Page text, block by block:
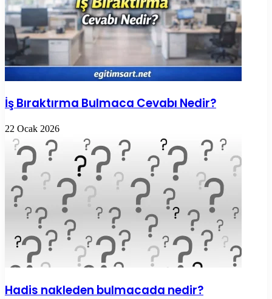
İş Bıraktırma Bulmaca Cevabı Nedir?
22 Ocak 2026
Hadis nakleden bulmacada nedir?